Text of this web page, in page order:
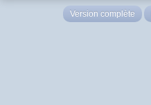
Version complète